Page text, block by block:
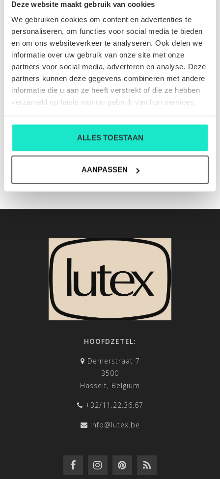
Deze website maakt gebruik van cookies
We gebruiken cookies om content en advertenties te
personaliseren, om functies voor social media te bieden
en om ons websiteverkeer te analyseren. Ook delen we
informatie over uw gebruik van onze site met onze
partners voor social media, adverteren en analyse. Deze
partners kunnen deze gegevens combineren met andere
informatie die u aan ze heeft verstrekt of die ze hebben
verzameld op basis van uw gebruik van hun services.
ALLES TOESTAAN
AANPASSEN
SALE-50%
HEREN-GILET RALPH
LAUREN
HEREN-GILET RALPH
LAUREN
HOOFDZETEL:
Demerstraat 7
3500
Hasselt, Belgium
+32/11.22.36.67
info@lutex.be